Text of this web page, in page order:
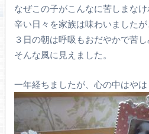
なぜこの子がこんなに苦しまな
辛い日々を家族は味わいましたが
３日の朝は呼吸もおだやかで苦
そんな風に見えました。
一年経ちましたが、心の中はや